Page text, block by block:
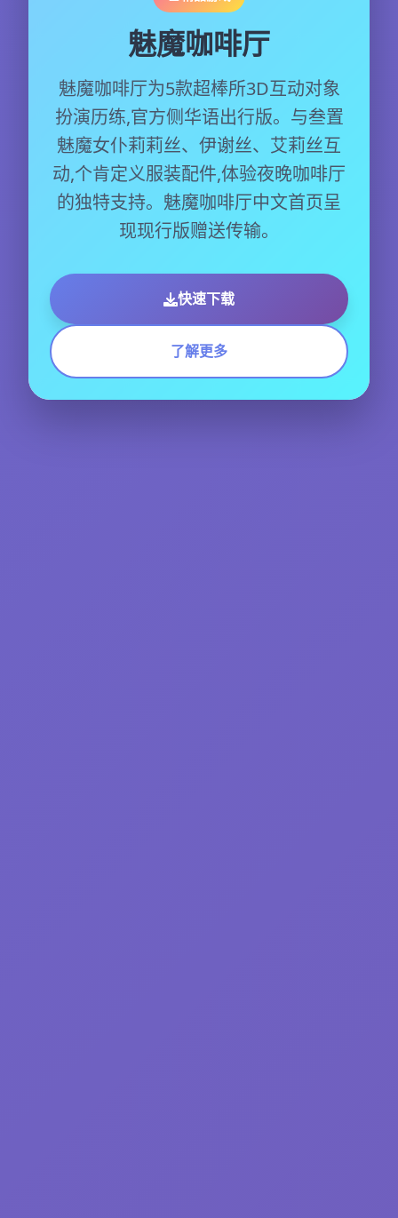
魅魔咖啡厅
魅魔咖啡厅为5款超棒所3D互动对象
扮演历练,官方侧华语出行版。与叁置
魅魔女仆莉莉丝、伊谢丝、艾莉丝互
动,个肯定义服装配件,体验夜晚咖啡厅
的独特支持。魅魔咖啡厅中文首页呈
现现行版赠送传输。
快速下载
了解更多